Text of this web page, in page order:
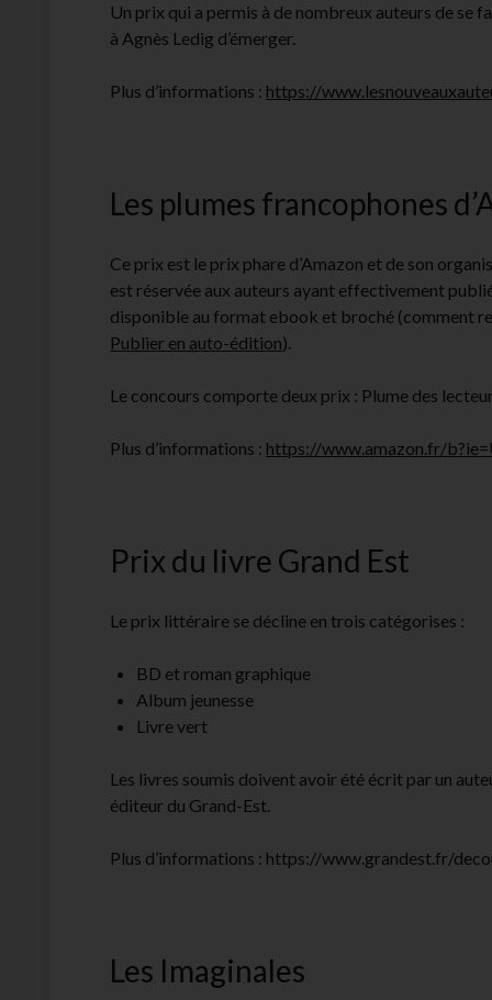
Un prix qui a permis à de nombreux auteurs de se
à Agnès Ledig d’émerger.
Plus d’informations : https://
Les plumes francophones
Ce prix est le prix phare d’Amazon et de son
est réservée aux auteurs ayant effectivement
disponible au format ebook et broché (comment
Publier en auto-édition).
Le concours comporte deux prix : Plume des
Plus d’informations : https://www.amazon.fr/
Prix du livre Grand Est
Le prix littéraire se décline en trois catégorises :
BD et roman graphique
Album jeunesse
Livre vert
Les livres soumis doivent avoir été écrit par un
éditeur du Grand-Est.
Plus d’informations : https://www.grandest.fr/
Les Imaginales